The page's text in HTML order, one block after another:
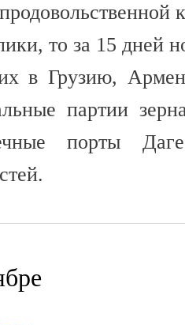
то за 15 дней
в Грузию,
партии
порты